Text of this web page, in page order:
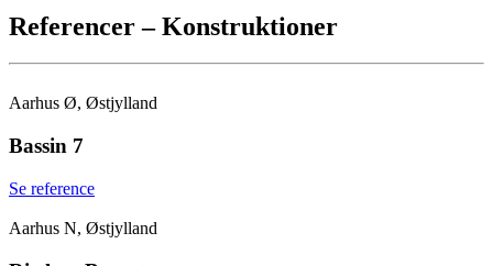
Referencer – Konstruktioner
Aarhus Ø, Østjylland
Bassin 7
Se reference
Aarhus N, Østjylland